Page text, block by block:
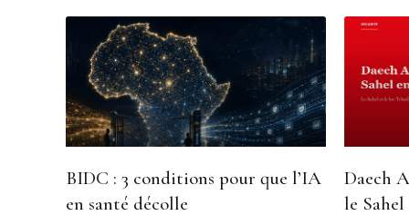
BIDC : 3 conditions pour que l’IA
en santé décolle
Daech
le